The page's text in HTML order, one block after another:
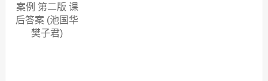
案例 第二版 课
后答案 (池国华
樊子君)